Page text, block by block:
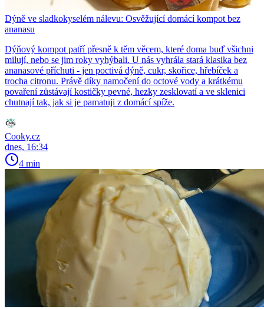
Dýně ve sladkokyselém nálevu: Osvěžující domácí kompot bez
ananasu
Dýňový kompot patří přesně k těm věcem, které doma buď všichni
milují, nebo se jim roky vyhýbali. U nás vyhrála stará klasika bez
ananasové příchuti - jen poctivá dýně, cukr, skořice, hřebíček a
trocha citronu. Právě díky namočení do octové vody a krátkému
povaření zůstávají kostičky pevné, hezky zesklovatí a ve sklenici
chutnají tak, jak si je pamatuji z domácí spíže.
Cooky.cz
dnes, 16:34
4 min